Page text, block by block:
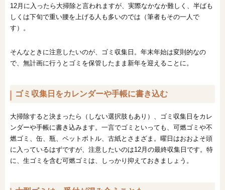
12月に入ったら大掃除と言われますが、実際なかなか難しく、半ばも
しくは下旬で重い腰を上げる人も多いのでは（筆者もその一人で
す）。
そんなときに注意したいのが、ゴミ収集日。年末年始は変則的なの
で、無計画に行うとゴミを保管したまま新年を迎えることに。
ゴミ収集日をカレンダーや手帳に書き込む
大掃除すると決まったら（しない選択肢もあり）、ゴミ収集日をカレ
ンダーや手帳に書き込みます。一言でゴミといっても、可燃ゴミや不
燃ゴミ、缶、瓶、ペットボトル、古紙とさまざま。曜日はおおよそ頭
に入っているはずですが、注意したいのは12月の最終収集日です。特
に、生ゴミを含む可燃ゴミは、しっかり抑えておきましょう。